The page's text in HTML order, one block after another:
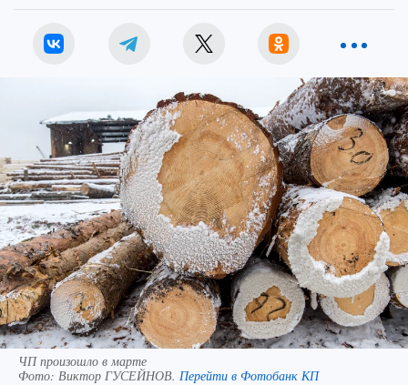
ЧП произошло в марте
Фото: Виктор ГУСЕЙНОВ. Перейти в Фотобанк КП